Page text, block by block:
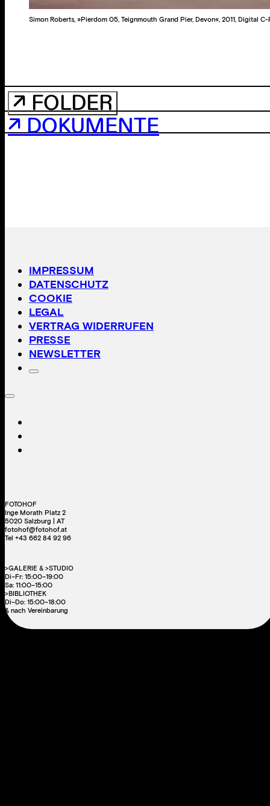
Simon Roberts, »Pierdom 05, Teignmouth Grand Pier, Devon«, 2011, Digital
↗ FOLDER
↗ DOKUMENTE
IMPRESSUM
DATENSCHUTZ
COOKIE
LEGAL
VERTRAG WIDERRUFEN
PRESSE
NEWSLETTER
FOTOHOF
Inge Morath Platz 2
5020 Salzburg | AT
fotohof@fotohof.at
Tel +43 662 84 92 96
>GALERIE & >STUDIO
Di–Fr: 15:00–19:00
Sa: 11:00–15:00
>BIBLIOTHEK
Di–Do: 15:00–18:00
& nach Vereinbarung